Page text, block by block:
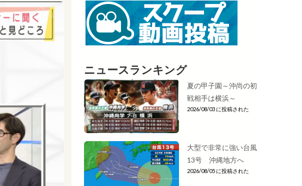
ニュースランキング
夏の甲子園～沖尚の初
戦相手は横浜～
2026/08/03 に投稿された
大型で非常に強い台風
13号 沖縄地方へ
2026/08/05 に投稿された